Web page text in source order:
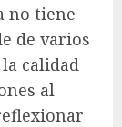
no tiene
de varios
calidad
al